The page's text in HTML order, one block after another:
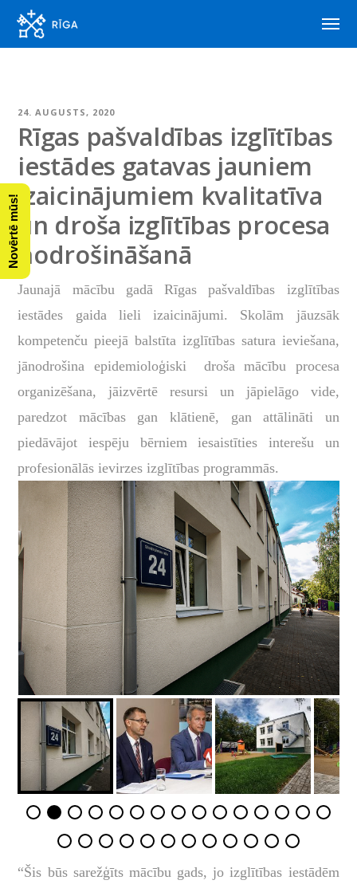
24. AUGUSTS, 2020
Rīgas pašvaldības izglītības
iestādes gatavas jauniem
izaicinājumiem kvalitatīva
un droša izglītības procesa
nodrošināšanā
Jaunajā mācību gadā Rīgas pašvaldības izglītības
iestādes gaida lieli izaicinājumi. Skolām jāuzsāk
kompetenču pieejā balstīta izglītības satura ieviešana,
jānodrošina epidemioloģiski droša mācību procesa
organizēšana, jāizvērtē resursi un jāpielāgo vide,
paredzot mācības gan klātienē, gan attālināti un
piedāvājot iespēju bērniem iesaistīties interešu un
profesionālās ievirzes izglītības programmās.
“Šis būs sarežģīts mācību gads, jo izglītības iestādēm
Novērtē mūs!